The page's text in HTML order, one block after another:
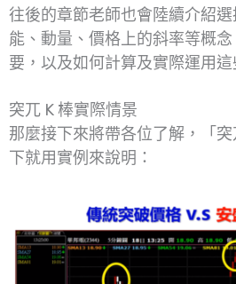
往後的章節老師也會陸續介紹
能、動量、價格上的斜率等概
要，以及如何計算及實際運用這
突兀 K 棒實際情景
那麼接下來將帶各位了解，「
下就用實例來說明：